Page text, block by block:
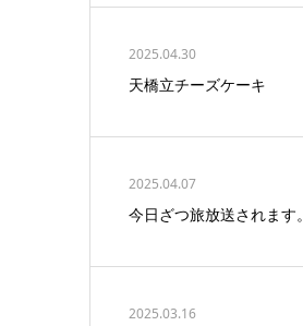
2025.04.30
天橋立チーズケーキ
2025.04.07
今日ざつ旅放送されます。
2025.03.16